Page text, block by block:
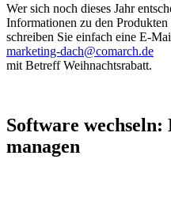
Wer sich noch dieses Jahr
Informationen zu den
schreiben Sie einfach eine E-
marketing-dach@comarch.de
mit Betreff Weihnachtsrabatt.
Software wechseln:
managen